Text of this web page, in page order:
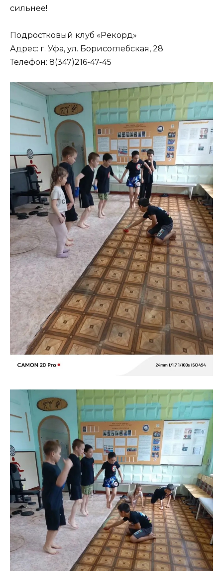
сильнее!
Подростковый клуб «Рекорд»
Адрес: г. Уфа, ул. Борисоглебская, 28
Телефон: 8(347)216-47-45